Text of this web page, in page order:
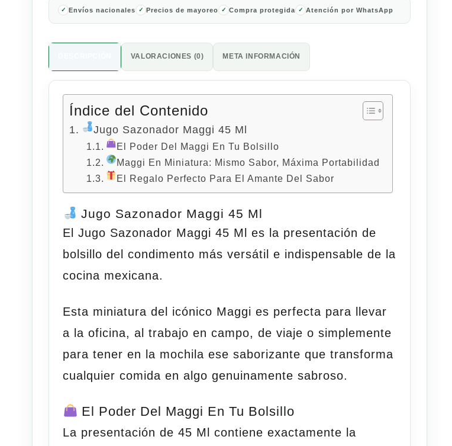
Envíos nacionales Precios de mayoreo Compra protegida Atención por WhatsApp
VALORACIONES (0) META INFORMACIÓN
Índice del Contenido
Jugo Sazonador Maggi 45 Ml
El Poder Del Maggi En Tu Bolsillo
Maggi En Miniatura: Mismo Sabor, Máxima Portabilidad
El Regalo Perfecto Para El Amante Del Sabor
Jugo Sazonador Maggi 45 Ml
ElJugo Sazonador Maggi 45 Ml
es la presentación de
bolsillo del condimento más versátil e indispensable de la
cocina mexicana.
Esta miniatura del icónico Maggi es perfecta para llevar
a la oficina, al trabajo en campo, de viaje o simplemente
para tener en la mochila ese saborizante que transforma
cualquier comida en algo genuinamentesabroso.
El Poder Del Maggi En Tu Bolsillo
La presentación de 45 Ml contiene exactamente la